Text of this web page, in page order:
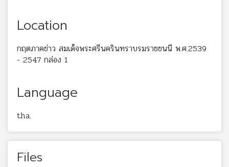
Location
กฤตภาคข่าว สมเด็จพระศรีนครินทราบรมราชชนนี พ.ศ.2539
- 2547 กล่อง 1
Language
tha.
Files